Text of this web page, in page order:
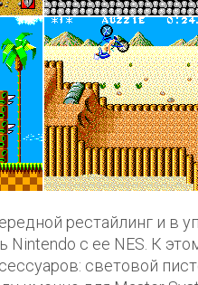
рестайлинг и
Nintendo с ee NES. К
световой